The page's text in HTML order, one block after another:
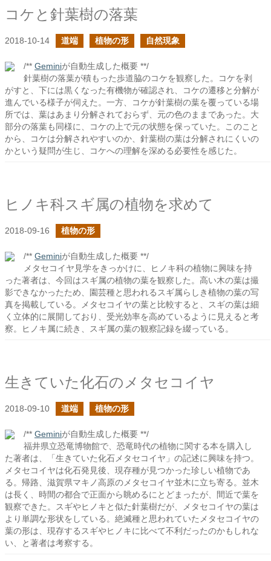
コケと針葉樹の落葉
2018-10-14 道端 植物の形 自然現象
/** Geminiが自動生成した概要 **/
針葉樹の落葉が積もった歩道脇のコケを観察した。コケを剥
がすと、下には黒くなった有機物が確認され、コケの遷移と分解が
進んでいる様子が伺えた。一方、コケが針葉樹の葉を覆っている場
所では、葉はあまり分解されておらず、元の色のままであった。大
部分の落葉も同様に、コケの上で元の状態を保っていた。このこと
から、コケは分解されやすいのか、針葉樹の葉は分解されにくいの
かという疑問が生じ、コケへの理解を深める必要性を感じた。
ヒノキ科スギ属の植物を求めて
2018-09-16 植物の形
/** Geminiが自動生成した概要 **/
メタセコイヤ見学をきっかけに、ヒノキ科の植物に興味を持
った著者は、今回はスギ属の植物の葉を観察した。高い木の葉は撮
影できなかったため、園芸種と思われるスギ属らしき植物の葉の写
真を掲載している。メタセコイヤの葉と比較すると、スギの葉は細
く立体的に展開しており、受光効率を高めているように見えると考
察。ヒノキ属に続き、スギ属の葉の観察記録を綴っている。
生きていた化石のメタセコイヤ
2018-09-10 道端 植物の形
/** Geminiが自動生成した概要 **/
福井県立恐竜博物館で、恐竜時代の植物に関する本を購入し
た著者は、「生きていた化石メタセコイヤ」の記述に興味を持つ。
メタセコイヤは化石発見後、現存種が見つかった珍しい植物であ
る。帰路、滋賀県マキノ高原のメタセコイヤ並木に立ち寄る。並木
は長く、時間の都合で正面から眺めるにとどまったが、間近で葉を
観察できた。スギやヒノキと似た針葉樹だが、メタセコイヤの葉は
より単調な形状をしている。絶滅種と思われていたメタセコイヤの
葉の形は、現存するスギやヒノキに比べて不利だったのかもしれな
い、と著者は考察する。